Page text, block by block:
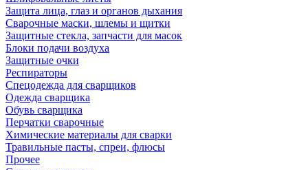
Защита лица, глаз и органов дыхания
Сварочные маски, шлемы и щитки
Защитные стекла, запчасти для масок
Блоки подачи воздуха
Защитные очки
Респираторы
Спецодежда для сварщиков
Одежда сварщика
Обувь сварщика
Перчатки сварочные
Химические материалы для сварки
Травильные пасты, спреи, флюсы
Прочее